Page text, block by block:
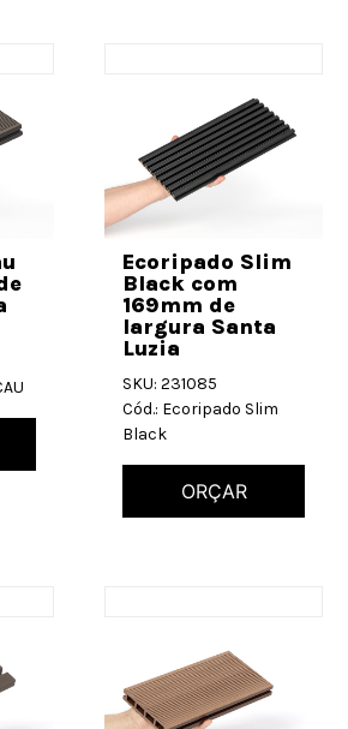
Ecoripado Slim
Black com
169mm de
largura Santa
Luzia
SKU: 231085
Cód.: Ecoripado Slim
Black
ORÇAR